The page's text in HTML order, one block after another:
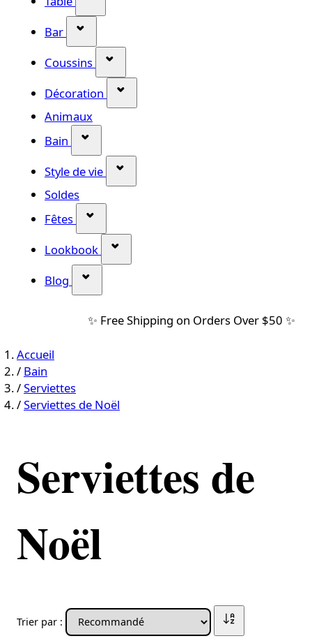
Bar
Coussins
Décoration
Animaux
Bain
Style de vie
Soldes
Fêtes
Lookbook
Blog
✨ Free Shipping on Orders Over $50 ✨
Accueil
/ Bain
/Serviettes
/Serviettes de Noël
Serviettes de
Noël
Trier par :